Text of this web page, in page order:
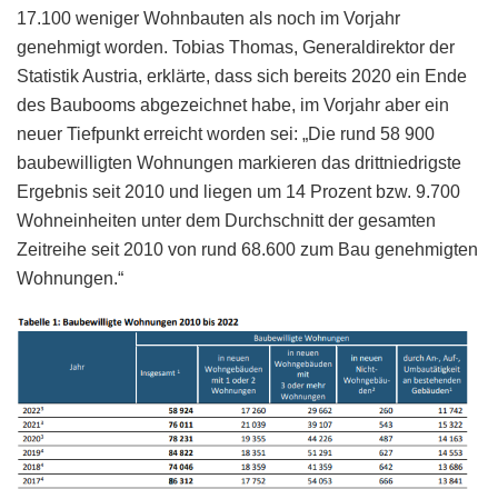
17.100 weniger Wohnbauten als noch im Vorjahr
genehmigt worden. Tobias Thomas, Generaldirektor der
Statistik Austria, erklärte, dass sich bereits 2020 ein Ende
des Baubooms abgezeichnet habe, im Vorjahr aber ein
neuer Tiefpunkt erreicht worden sei: „Die rund 58 900
baubewilligten Wohnungen markieren das drittniedrigste
Ergebnis seit 2010 und liegen um 14 Prozent bzw. 9.700
Wohneinheiten unter dem Durchschnitt der gesamten
Zeitreihe seit 2010 von rund 68.600 zum Bau genehmigten
Wohnungen.“